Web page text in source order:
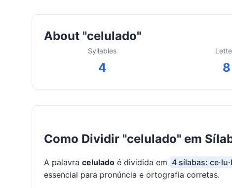
About "celulado"
Syllables
4 8
Como Dividir "celulado" em
A palavra celulado é dividida em 4 sílabas:
essencial para pronúncia e ortografia corretas.